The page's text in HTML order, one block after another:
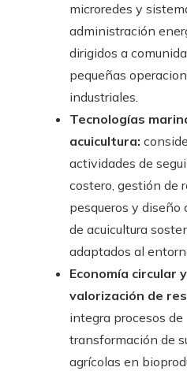
microredes y
administración
dirigidos a
pequeñas
industriales.
Tecnologías
acuicultura:
actividades de
costero, gestión de
pesqueros y diseño
de acuicultura
adaptados al
Economía circular y
valorización de
integra procesos de
transformación de
agrícolas en